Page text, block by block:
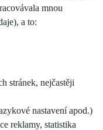
mnou
a to:
stránek, nejčastěji
nastavení apod.)
reklamy, statistika